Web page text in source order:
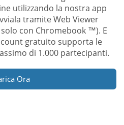
utilizzando la nostra app
tramite Web Viewer
con Chromebook ™). E
gratuito supporta le
di 1.000 partecipanti.
Ora